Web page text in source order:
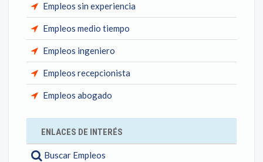
Empleos sin experiencia
Empleos medio tiempo
Empleos ingeniero
Empleos recepcionista
Empleos abogado
ENLACES DE INTERÉS
Buscar Empleos